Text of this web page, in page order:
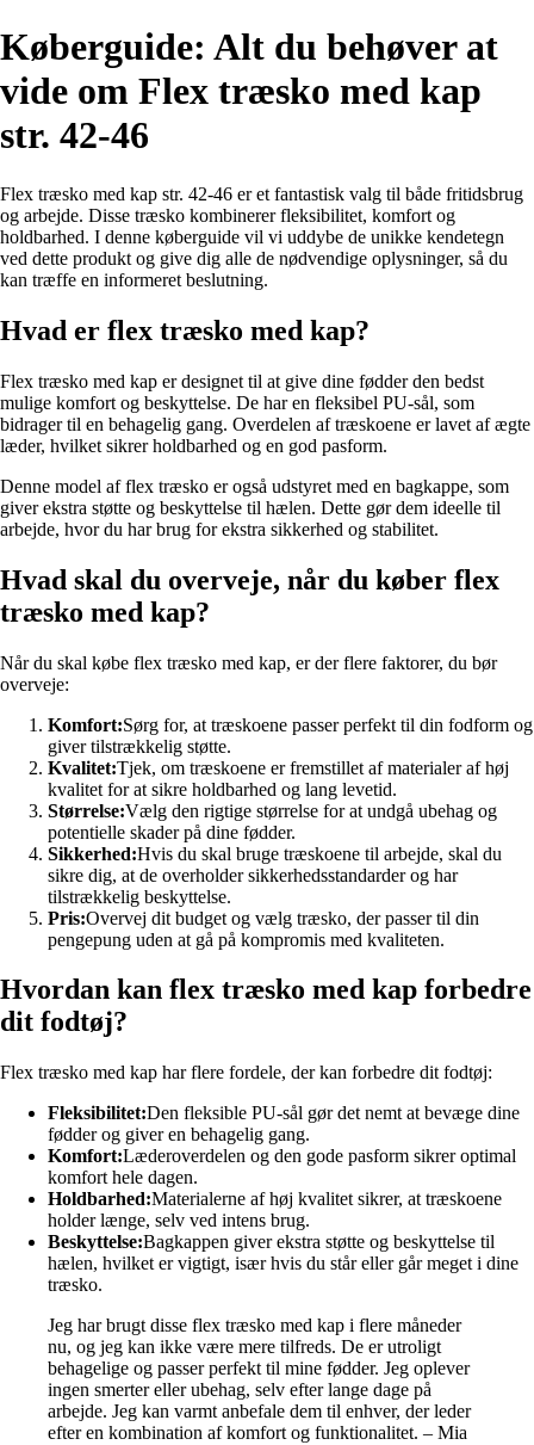
Køberguide: Alt du behøver at
vide om Flex træsko med kap
str. 42-46
Flex træsko med kap str. 42-46 er et fantastisk valg til både fritidsbrug
og arbejde. Disse træsko kombinerer fleksibilitet, komfort og
holdbarhed. I denne køberguide vil vi uddybe de unikke kendetegn
ved dette produkt og give dig alle de nødvendige oplysninger, så du
kan træffe en informeret beslutning.
Hvad er flex træsko med kap?
Flex træsko med kap er designet til at give dine fødder den bedst
mulige komfort og beskyttelse. De har en fleksibel PU-sål, som
bidrager til en behagelig gang. Overdelen af træskoene er lavet af ægte
læder, hvilket sikrer holdbarhed og en god pasform.
Denne model af flex træsko er også udstyret med en bagkappe, som
giver ekstra støtte og beskyttelse til hælen. Dette gør dem ideelle til
arbejde, hvor du har brug for ekstra sikkerhed og stabilitet.
Hvad skal du overveje, når du køber flex
træsko med kap?
Når du skal købe flex træsko med kap, er der flere faktorer, du bør
overveje:
Komfort:Sørg for, at træskoene passer perfekt til din fodform og
giver tilstrækkelig støtte.
Kvalitet:Tjek, om træskoene er fremstillet af materialer af høj
kvalitet for at sikre holdbarhed og lang levetid.
Størrelse:Vælg den rigtige størrelse for at undgå ubehag og
potentielle skader på dine fødder.
Sikkerhed:Hvis du skal bruge træskoene til arbejde, skal du
sikre dig, at de overholder sikkerhedsstandarder og har
tilstrækkelig beskyttelse.
Pris:Overvej dit budget og vælg træsko, der passer til din
pengepung uden at gå på kompromis med kvaliteten.
Hvordan kan flex træsko med kap forbedre
dit fodtøj?
Flex træsko med kap har flere fordele, der kan forbedre dit fodtøj:
Fleksibilitet:Den fleksible PU-sål gør det nemt at bevæge dine
fødder og giver en behagelig gang.
Komfort:Læderoverdelen og den gode pasform sikrer optimal
komfort hele dagen.
Holdbarhed:Materialerne af høj kvalitet sikrer, at træskoene
holder længe, selv ved intens brug.
Beskyttelse:Bagkappen giver ekstra støtte og beskyttelse til
hælen, hvilket er vigtigt, især hvis du står eller går meget i dine
træsko.
Jeg har brugt disse flex træsko med kap i flere måneder
nu, og jeg kan ikke være mere tilfreds. De er utroligt
behagelige og passer perfekt til mine fødder. Jeg oplever
ingen smerter eller ubehag, selv efter lange dage på
arbejde. Jeg kan varmt anbefale dem til enhver, der leder
efter en kombination af komfort og funktionalitet. – Mia